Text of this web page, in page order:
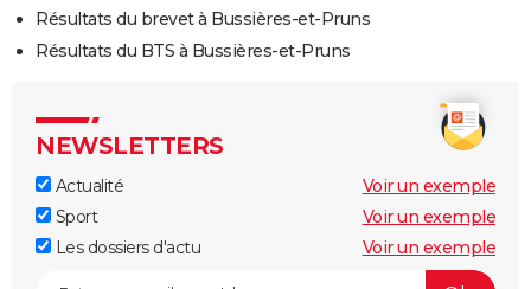
Résultats du brevet à Bussières-et-Pruns
Résultats du BTS à Bussières-et-Pruns
NEWSLETTERS
Actualité
Voir un exemple
Sport
Voir un exemple
Les dossiers d'actu
Voir un exemple